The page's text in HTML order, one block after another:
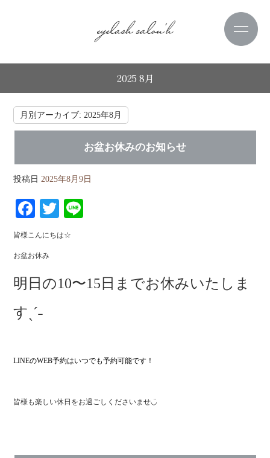
2025 8月
月別アーカイブ:2025年8月
お盆お休みのお知らせ
投稿日 2025年8月9日
Fa
ce
bo
ok
T
wi
皆様こんにちは☆
お盆お休み
明日の10〜15日までお休みいたしま
すˎˊ˗
LINEのWEB予約はいつでも予約可能です！
皆様も楽しい休日をお過ごしくださいませ◡̈